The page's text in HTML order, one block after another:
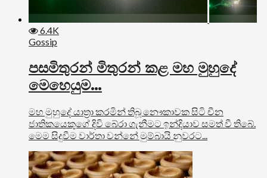
6.4K
Gossip
පසමිතුරන් මිතුරන් කළ මහ මුහුදේ
මෙහෙයුම…
මහ මුහුදේ යාත්‍රා කරමින් තිබූ නෞකාවක සිටි චීන
ජාතිකයෙකුගේ දිවි බේරා ගැනීමට ඉන්දියාව සමත් වී තිබේ.
මෙම සිදුවීම වාර්තා වන්නේ මුම්බායි නුවරට...